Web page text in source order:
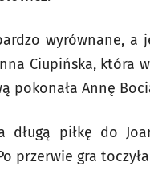
wyrównane, a
Ciupińska, która
pokonała Annę
długą piłkę do
przerwie gra